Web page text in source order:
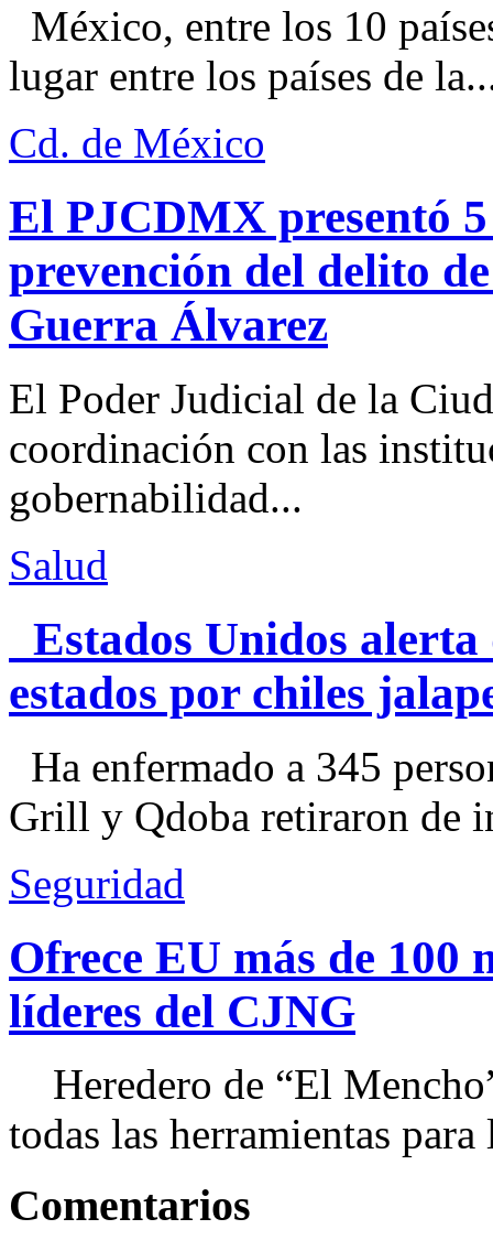
México, entre los 10
lugar entre los países de
Cd. de México
El PJCDMX presentó
prevención del delito
Guerra Álvarez
El Poder Judicial de la
coordinación con las
gobernabilidad...
Salud
Estados Unidos alerta
estados por chiles
Ha enfermado a 345
Grill y Qdoba retiraron de
Seguridad
Ofrece EU más de 100
líderes del CJNG
Heredero de “El
todas las herramientas
Comentarios